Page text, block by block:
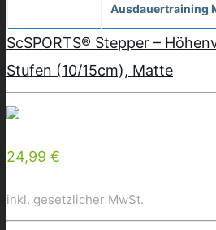
Ausdauertraining
ScSPORTS® Stepper –
Stufen (10/15cm), Matte
24,99 €
inkl. gesetzlicher MwSt.